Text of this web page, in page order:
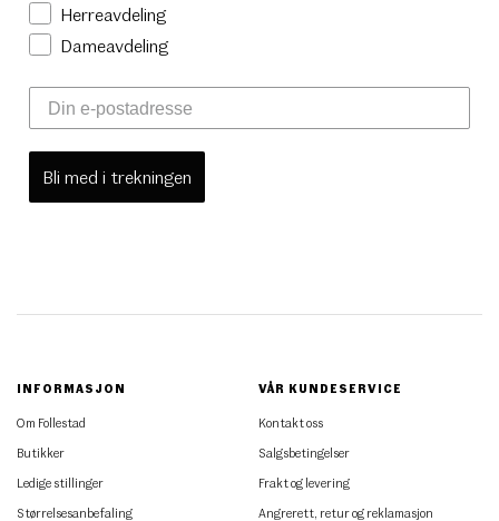
Herreavdeling
Dameavdeling
Bli med i trekningen
INFORMASJON
Om Follestad
Butikker
Ledige stillinger
Størrelsesanbefaling
VÅR KUNDESERVICE
Kontakt oss
Salgsbetingelser
Frakt og levering
Angrerett, retur og reklamasjon